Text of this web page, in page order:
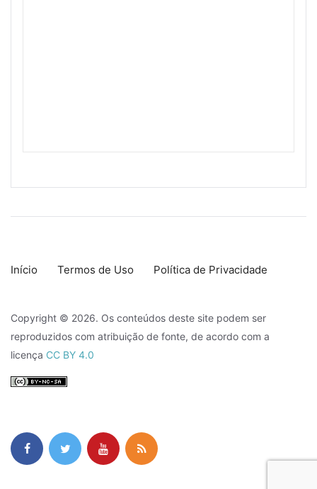
Início Termos de Uso Política de Privacidade
Copyright © 2026. Os conteúdos deste site podem ser
reproduzidos com atribuição de fonte, de acordo com a
licença CC BY 4.0